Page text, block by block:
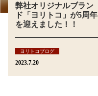
弊社オリジナルブラン
ド「ヨリトコ」が5周年
を迎えました！！
ヨリトコブログ
2023.7.20